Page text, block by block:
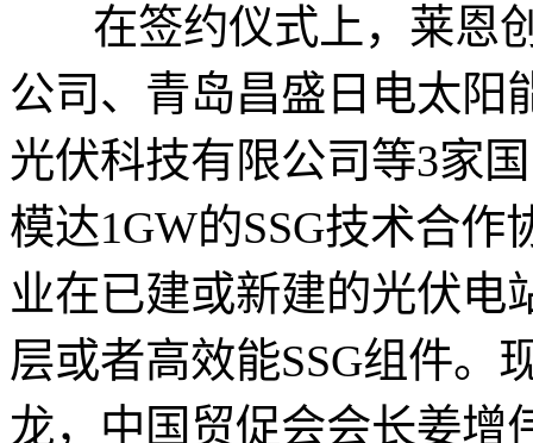
在签约仪式上，莱恩创
公司、青岛昌盛日电太阳
光伏科技有限公司等3家
模达1GW的SSG技术合
业在已建或新建的光伏电
层或者高效能SSG组件。
龙，中国贸促会会长姜增